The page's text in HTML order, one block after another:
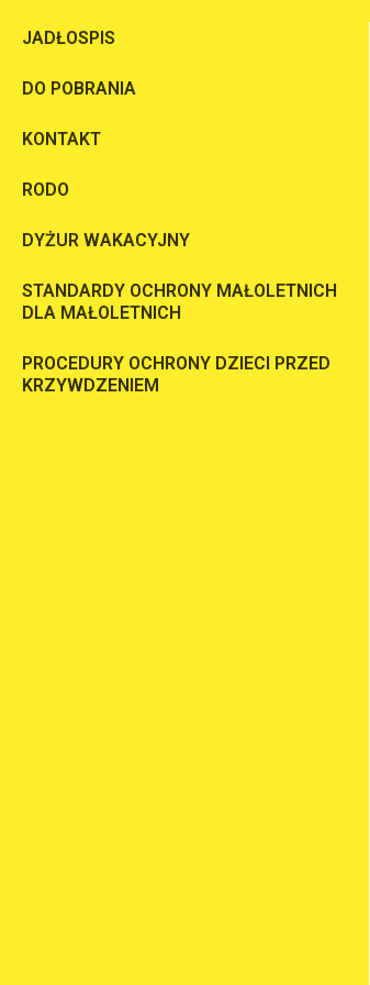
JADŁOSPIS
DO POBRANIA
KONTAKT
RODO
DYŻUR WAKACYJNY
STANDARDY OCHRONY MAŁOLETNICH
DLA MAŁOLETNICH
PROCEDURY OCHRONY DZIECI PRZED
KRZYWDZENIEM